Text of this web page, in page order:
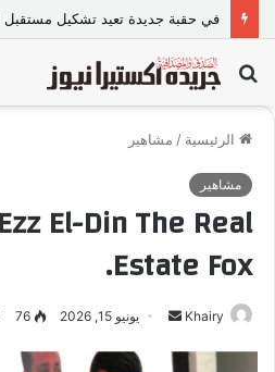
في حقبة جديدة تعيد تشكيل مستقبل
بحث
عن
الرئيسية / مشاهير
مشاهير
El-Din The Real
Estate Fox.
Khairy يونيو 15, 2026 76